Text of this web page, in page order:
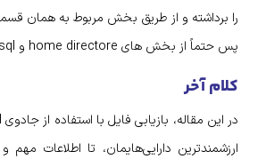
را برداشته و از طریق بخش مربوط به همان
پس حتماً از بخش‌ های home directore و sql بکاپ‌ گیری کنید.
کلام آخر
ارزشمندترین دارایی‌هایمان، تا اطلاعات مهم